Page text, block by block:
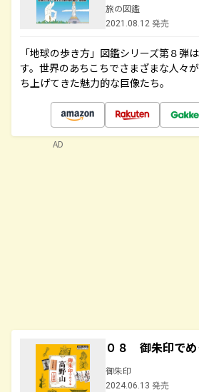
旅の図鑑
2021.08.12 発売
「地球の歩き方」図鑑シリーズ第８弾
す。世界のあちこちでさまざまな人々
ち上げてきた魅力的な巨像たち。
０８ 御朱印で
御朱印
2024.06.13 発売
AD